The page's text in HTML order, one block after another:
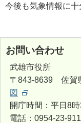
今後も気象情報に十
お問い合わせ
武雄市役所
〒843-8639 佐賀
図
開庁時間：平日8
電話：0954-23-